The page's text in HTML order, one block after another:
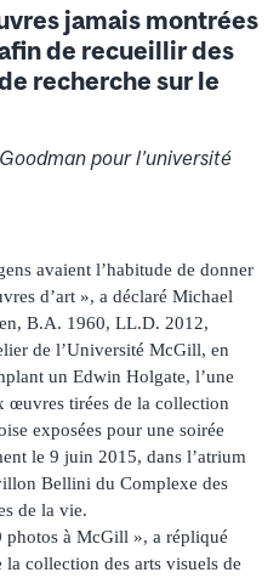
jamais montrées
de recueillir des
recherche sur le
Goodman pour l’université
avaient l’habitude de donner
d’art », a déclaré Michael
B.A. 1960, LL.D. 2012,
de l’Université McGill, en
un Edwin Holgate, l’une
œuvres tirées de la collection
exposées pour une soirée
le 9 juin 2015, dans l’atrium
Bellini du Complexe des
de la vie.
photos à McGill », a répliqué
collection des arts visuels de